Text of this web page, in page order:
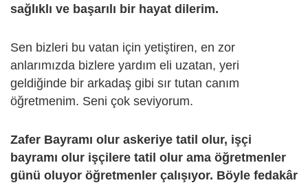
sağlıklı ve başarılı bir hayat dilerim.
Sen bizleri bu vatan için yetiştiren, en zor
anlarımızda bizlere yardım eli uzatan, yeri
geldiğinde bir arkadaş gibi sır tutan canım
öğretmenim. Seni çok seviyorum.
Zafer Bayramı olur askeriye tatil olur, işçi
bayramı olur işçilere tatil olur ama öğretmenler
günü oluyor öğretmenler çalışıyor. Böyle fedakâr